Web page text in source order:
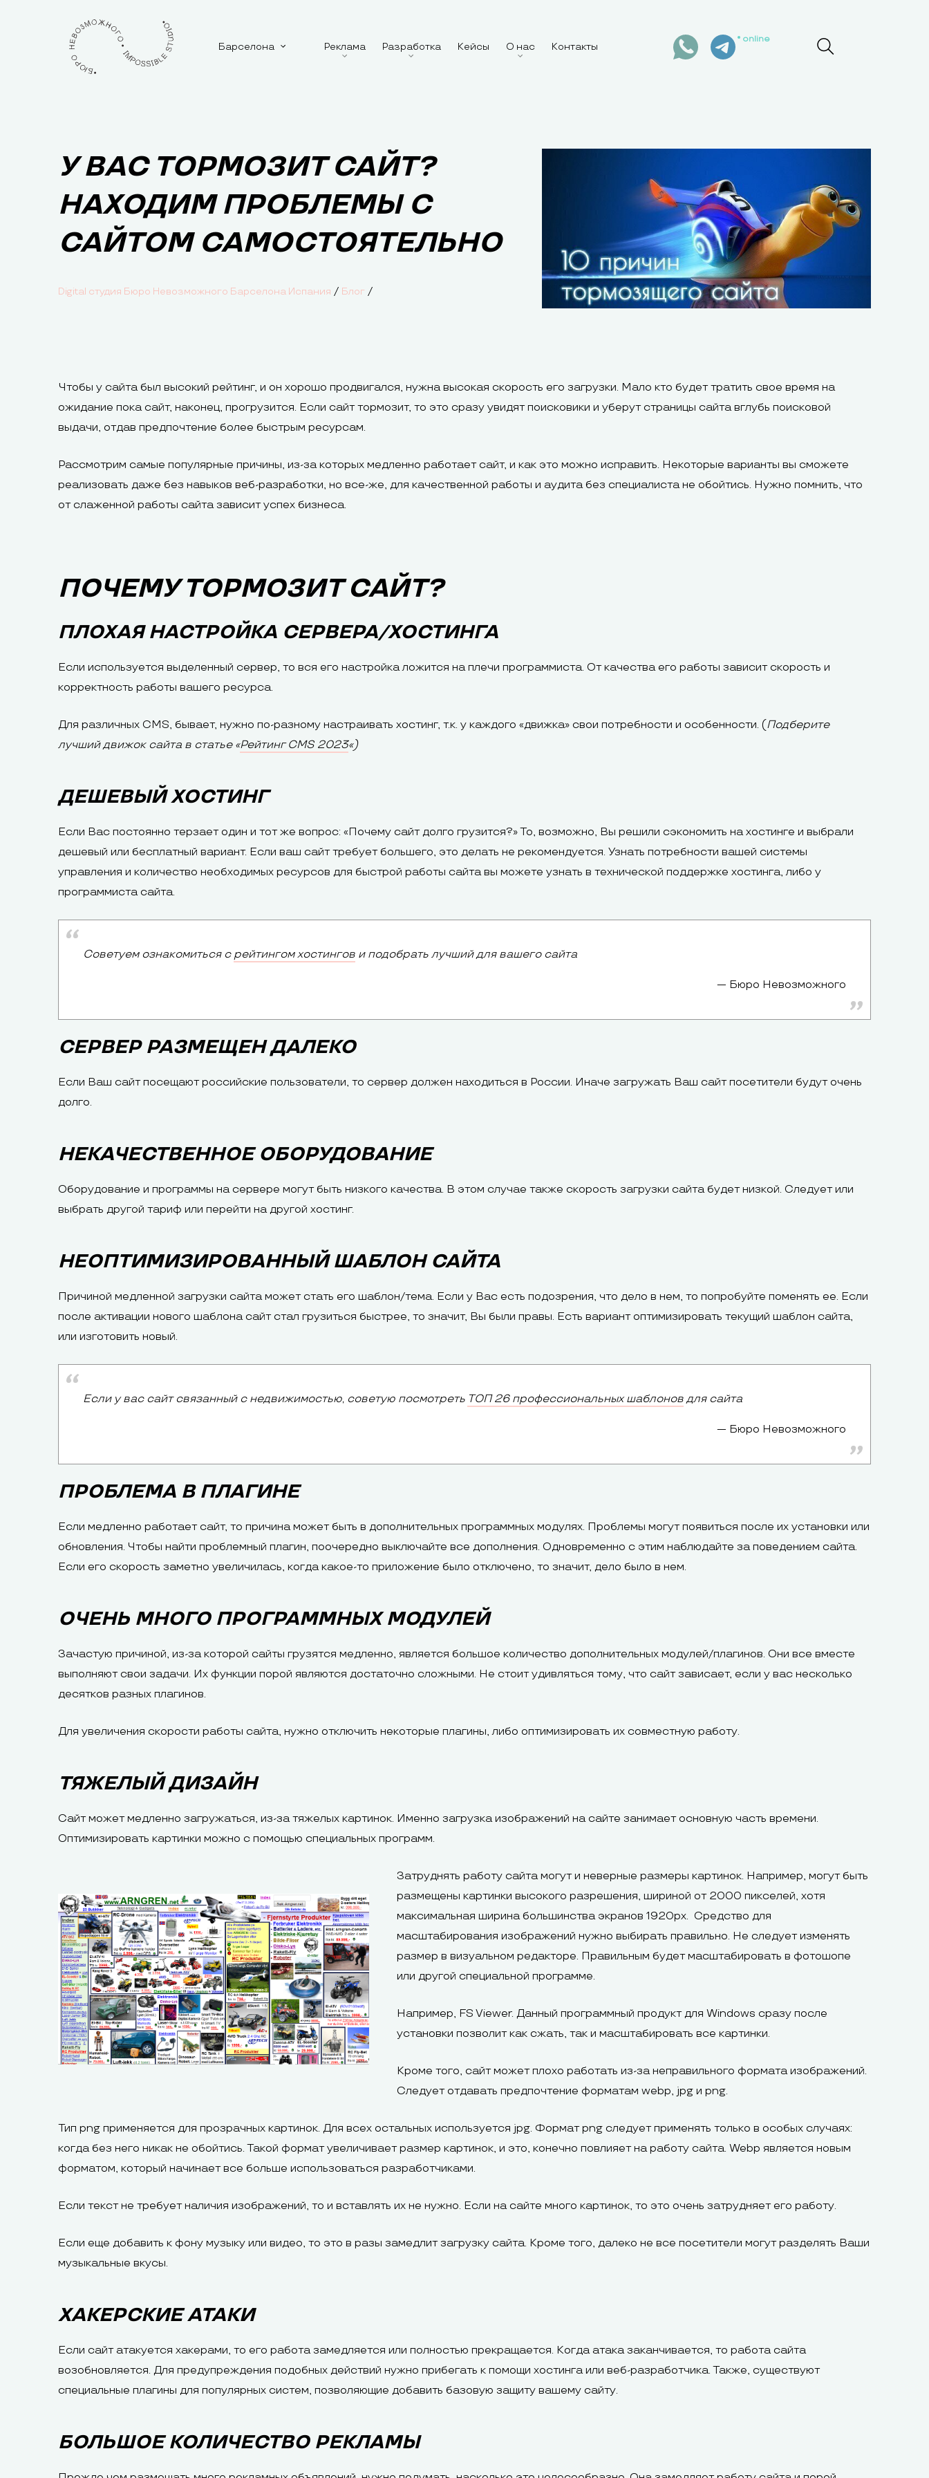
Барселона Реклама Разработка Кейсы О нас Контакты
online
У ВАС ТОРМОЗИТ САЙТ?
НАХОДИМ ПРОБЛЕМЫ С
САЙТОМ САМОСТОЯТЕЛЬНО
Digital студия Бюро Невозможного Барселона Испания / Блог /
Чтобы у сайта был высокий рейтинг, и он хорошо продвигался, нужна высокая скорость его загрузки. Мало кто будет тратить свое время на
ожидание пока сайт, наконец, прогрузится. Если сайт тормозит, то это сразу увидят поисковики и уберут страницы сайта вглубь поисковой
выдачи, отдав предпочтение более быстрым ресурсам.
Рассмотрим самые популярные причины, из-за которых медленно работает сайт, и как это можно исправить. Некоторые варианты вы сможете
реализовать даже без навыков веб-разработки, но все-же, для качественной работы и аудита без специалиста не обойтись. Нужно помнить, что
от слаженной работы сайта зависит успех бизнеса.
ПОЧЕМУ ТОРМОЗИТ САЙТ?
ПЛОХАЯ НАСТРОЙКА СЕРВЕРА/ХОСТИНГА
Если используется выделенный сервер, то вся его настройка ложится на плечи программиста. От качества его работы зависит скорость и
корректность работы вашего ресурса.
Для различных CMS, бывает, нужно по-разному настраивать хостинг, т.к. у каждого «движка» свои потребности и особенности. (Подберите
лучший движок сайта в статье «Рейтинг CMS 2023«)
ДЕШЕВЫЙ ХОСТИНГ
Если Вас постоянно терзает один и тот же вопрос: «Почему сайт долго грузится?» То, возможно, Вы решили сэкономить на хостинге и выбрали
дешевый или бесплатный вариант. Если ваш сайт требует большего, это делать не рекомендуется. Узнать потребности вашей системы
управления и количество необходимых ресурсов для быстрой работы сайта вы можете узнать в технической поддержке хостинга, либо у
программиста сайта.
Советуем ознакомиться с рейтингом хостингов и подобрать лучший для вашего сайта
Бюро Невозможного
СЕРВЕР РАЗМЕЩЕН ДАЛЕКО
Если Ваш сайт посещают российские пользователи, то сервер должен находиться в России. Иначе загружать Ваш сайт посетители будут очень
долго.
НЕКАЧЕСТВЕННОЕ ОБОРУДОВАНИЕ
Оборудование и программы на сервере могут быть низкого качества. В этом случае также скорость загрузки сайта будет низкой. Следует или
выбрать другой тариф или перейти на другой хостинг.
НЕОПТИМИЗИРОВАННЫЙ ШАБЛОН САЙТА
Причиной медленной загрузки сайта может стать его шаблон/тема. Если у Вас есть подозрения, что дело в нем, то попробуйте поменять ее. Если
после активации нового шаблона сайт стал грузиться быстрее, то значит, Вы были правы. Есть вариант оптимизировать текущий шаблон сайта,
или изготовить новый.
Если у вас сайт связанный с недвижимостью, советую посмотреть ТОП 26 профессиональных шаблонов для сайта
Бюро Невозможного
ПРОБЛЕМА В ПЛАГИНЕ
Если медленно работает сайт, то причина может быть в дополнительных программных модулях. Проблемы могут появиться после их установки или
обновления. Чтобы найти проблемный плагин, поочередно выключайте все дополнения. Одновременно с этим наблюдайте за поведением сайта.
Если его скорость заметно увеличилась, когда какое-то приложение было отключено, то значит, дело было в нем.
ОЧЕНЬ МНОГО ПРОГРАММНЫХ МОДУЛЕЙ
Зачастую причиной, из-за которой сайты грузятся медленно, является большое количество дополнительных модулей/плагинов. Они все вместе
выполняют свои задачи. Их функции порой являются достаточно сложными. Не стоит удивляться тому, что сайт зависает, если у вас несколько
десятков разных плагинов.
Для увеличения скорости работы сайта, нужно отключить некоторые плагины, либо оптимизировать их совместную работу.
ТЯЖЕЛЫЙ ДИЗАЙН
Сайт может медленно загружаться, из-за тяжелых картинок. Именно загрузка изображений на сайте занимает основную часть времени.
Оптимизировать картинки можно с помощью специальных программ.
Затруднять работу сайта могут и неверные размеры картинок. Например, могут быть
размещены картинки высокого разрешения, шириной от 2000 пикселей, хотя
максимальная ширина большинства экранов 1920px. Средство для
масштабирования изображений нужно выбирать правильно. Не следует изменять
размер в визуальном редакторе. Правильным будет масштабировать в фотошопе
или другой специальной программе.
Например, FS Viewer. Данный программный продукт для Windows сразу после
установки позволит как сжать, так и масштабировать все картинки.
Кроме того, сайт может плохо работать из-за неправильного формата изображений.
Следует отдавать предпочтение форматам webp, jpg и png.
Тип png применяется для прозрачных картинок. Для всех остальных используется jpg. Формат png следует применять только в особых случаях:
когда без него никак не обойтись. Такой формат увеличивает размер картинок, и это, конечно повлияет на работу сайта. Webp является новым
форматом, который начинает все больше использоваться разработчиками.
Если текст не требует наличия изображений, то и вставлять их не нужно. Если на сайте много картинок, то это очень затрудняет его работу.
Если еще добавить к фону музыку или видео, то это в разы замедлит загрузку сайта. Кроме того, далеко не все посетители могут разделять Ваши
музыкальные вкусы.
ХАКЕРСКИЕ АТАКИ
Если сайт атакуется хакерами, то его работа замедляется или полностью прекращается. Когда атака заканчивается, то работа сайта
возобновляется. Для предупреждения подобных действий нужно прибегать к помощи хостинга или веб-разработчика. Также, существуют
специальные плагины для популярных систем, позволяющие добавить базовую защиту вашему сайту.
БОЛЬШОЕ КОЛИЧЕСТВО РЕКЛАМЫ